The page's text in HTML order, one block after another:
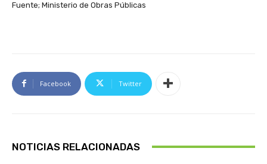
Fuente; Ministerio de Obras Públicas
Facebook Twitter
NOTICIAS RELACIONADAS